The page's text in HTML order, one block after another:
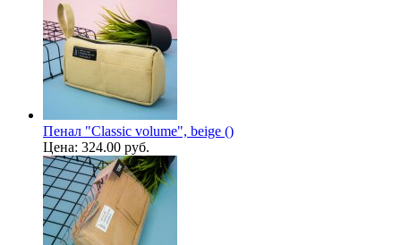
Пенал "Classic volume", beige ()
Цена: 324.00 руб.